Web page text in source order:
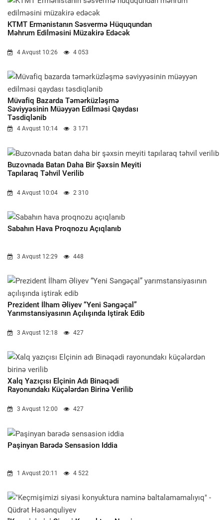
KTMT Ermənistanın Səsvermə Hüququndan
Məhrum Edilməsini Müzakirə Edəcək
4 Avqust 10:26 4 053
Müvafiq Bazarda Təmərküzləşmə
Səviyyəsinin Müəyyən Edilməsi Qaydası
Təsdiqlənib
4 Avqust 10:14 3 171
Buzovnada Batan Daha Bir Şəxsin Meyiti
Tapılaraq Təhvil Verilib
4 Avqust 10:04 2 310
Sabahın Hava Proqnozu Açıqlanıb
3 Avqust 12:29 448
Prezident İlham Əliyev “Yeni Səngəçal”
Yarımstansiyasının Açılışında Iştirak Edib
3 Avqust 12:18 427
Xalq Yazıçısı Elçinin Adı Binəqədi
Rayonundakı Küçələrdən Birinə Verilib
3 Avqust 12:00 427
Paşinyan Barədə Sensasion Iddia
1 Avqust 20:11 4 522